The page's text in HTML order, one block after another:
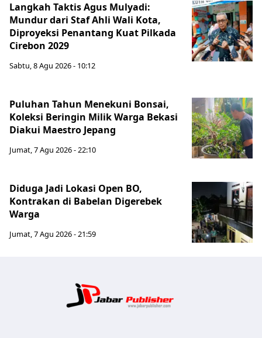
Langkah Taktis Agus Mulyadi:
Mundur dari Staf Ahli Wali Kota,
Diproyeksi Penantang Kuat Pilkada
Cirebon 2029
Sabtu, 8 Agu 2026 - 10:12
Puluhan Tahun Menekuni Bonsai,
Koleksi Beringin Milik Warga Bekasi
Diakui Maestro Jepang
Jumat, 7 Agu 2026 - 22:10
Diduga Jadi Lokasi Open BO,
Kontrakan di Babelan Digerebek
Warga
Jumat, 7 Agu 2026 - 21:59